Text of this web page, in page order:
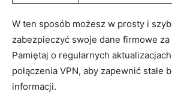
W ten sposób możesz ⁢w prosty i
zabezpieczyć swoje dane firmowe za
Pamiętaj o regularnych
połączenia VPN, aby zapewnić stałe
informacji.